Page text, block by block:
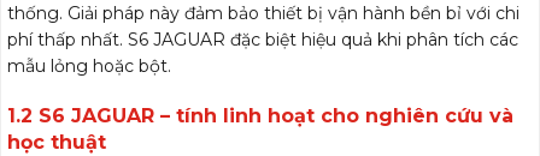
thống. Giải pháp này đảm bảo thiết bị vận hành bền bỉ với chi
phí thấp nhất. S6 JAGUAR đặc biệt hiệu quả khi phân tích các
mẫu lỏng hoặc bột.
1.2 S6 JAGUAR – tính linh hoạt cho nghiên cứu và
học thuật